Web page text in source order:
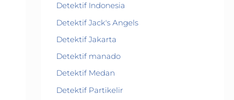
Detektif Indonesia
Detektif Jack's Angels
Detektif Jakarta
Detektif manado
Detektif Medan
Detektif Partikelir